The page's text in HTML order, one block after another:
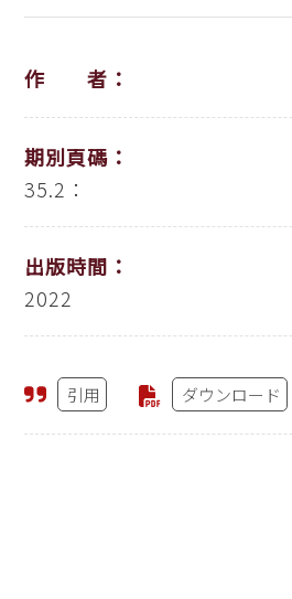
作 者：
期別頁碼：
35.2：
出版時間：
2022
引用 ダウンロード